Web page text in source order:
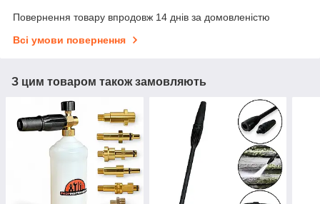
Повернення товару впродовж 14 днів за домовленістю
Всі умови повернення
З цим товаром також замовляють